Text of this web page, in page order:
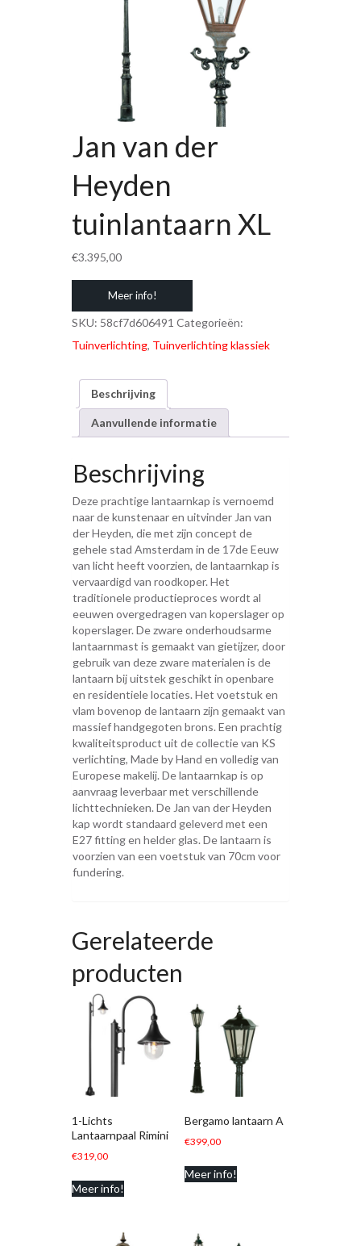
Jan van der
Heyden
tuinlantaarn XL
€3.395,00
Meer info!
SKU: 58cf7d606491 Categorieën:
Tuinverlichting, Tuinverlichting klassiek
Beschrijving
Aanvullende informatie
Beschrijving
Deze prachtige lantaarnkap is vernoemd
naar de kunstenaar en uitvinder Jan van
der Heyden, die met zijn concept de
gehele stad Amsterdam in de 17de Eeuw
van licht heeft voorzien, de lantaarnkap is
vervaardigd van roodkoper. Het
traditionele productieproces wordt al
eeuwen overgedragen van koperslager op
koperslager. De zware onderhoudsarme
lantaarnmast is gemaakt van gietijzer, door
gebruik van deze zware materialen is de
lantaarn bij uitstek geschikt in openbare
en residentiele locaties. Het voetstuk en
vlam bovenop de lantaarn zijn gemaakt van
massief handgegoten brons. Een prachtig
kwaliteitsproduct uit de collectie van KS
verlichting, Made by Hand en volledig van
Europese makelij. De lantaarnkap is op
aanvraag leverbaar met verschillende
lichttechnieken. De Jan van der Heyden
kap wordt standaard geleverd met een
E27 fitting en helder glas. De lantaarn is
voorzien van een voetstuk van 70cm voor
fundering.
Gerelateerde
producten
1-Lichts
Lantaarnpaal Rimini
€319,00
Meer info!
Bergamo lantaarn A
€399,00
Meer info!